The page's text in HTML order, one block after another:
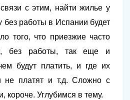
с этим, найти жилье у
без работы в Испании будет
того, что приезжие часто
без работы, так еще и
будут платить, и где их
не платят и т.д. Сложно с
короче. Углубимся в тему.